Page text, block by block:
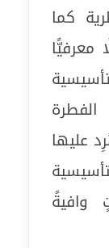
كما
معرفيًّا
عليها
وافيةً